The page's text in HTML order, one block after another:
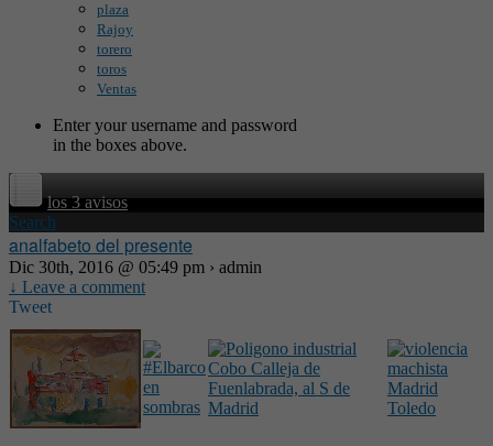
plaza
Rajoy
torero
toros
Ventas
Enter your username and password
in the boxes above.
los 3 avisos
Search
analfabeto del presente
Dic 30th, 2016 @ 05:49 pm › admin
↓ Leave a comment
Tweet